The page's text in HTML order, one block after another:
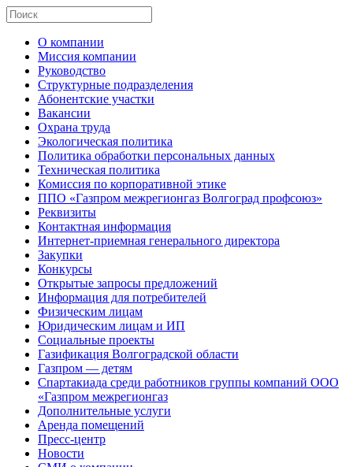
О компании
Миссия компании
Руководство
Структурные подразделения
Абонентские участки
Вакансии
Охрана труда
Экологическая политика
Политика обработки персональных данных
Техническая политика
Комиссия по корпоративной этике
ППО «Газпром межрегионгаз Волгоград профсоюз»
Реквизиты
Контактная информация
Интернет-приемная генерального директора
Закупки
Конкурсы
Открытые запросы предложений
Информация для потребителей
Физическим лицам
Юридическим лицам и ИП
Социальные проекты
Газификация Волгоградской области
Газпром — детям
Спартакиада среди работников группы компаний ООО
«Газпром межрегионгаз
Дополнительные услуги
Аренда помещений
Пресс-центр
Новости